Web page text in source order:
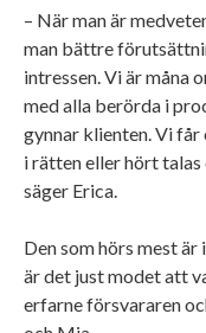
– När man är
man bättre
intressen. Vi är måna
med alla berörda i
gynnar klienten. Vi
i rätten eller hört talas
säger Erica.
Den som hörs mest
är det just modet att
erfarne försvararen